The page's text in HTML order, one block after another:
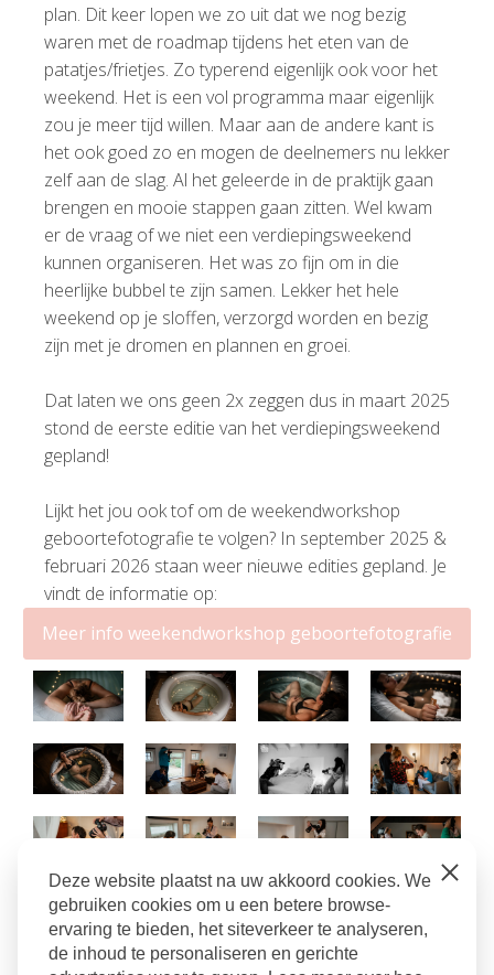
plan. Dit keer lopen we zo uit dat we nog bezig
waren met de roadmap tijdens het eten van de
patatjes/frietjes. Zo typerend eigenlijk ook voor het
weekend. Het is een vol programma maar eigenlijk
zou je meer tijd willen. Maar aan de andere kant is
het ook goed zo en mogen de deelnemers nu lekker
zelf aan de slag. Al het geleerde in de praktijk gaan
brengen en mooie stappen gaan zitten. Wel kwam
er de vraag of we niet een verdiepingsweekend
kunnen organiseren. Het was zo fijn om in die
heerlijke bubbel te zijn samen. Lekker het hele
weekend op je sloffen, verzorgd worden en bezig
zijn met je dromen en plannen en groei.
Dat laten we ons geen 2x zeggen dus in maart 2025
stond de eerste editie van het verdiepingsweekend
gepland!
Lijkt het jou ook tof om de weekendworkshop
geboortefotografie te volgen? In september 2025 &
februari 2026 staan weer nieuwe edities gepland. Je
vindt de informatie op:
Meer info weekendworkshop geboortefotografie
Workshop Geboortefotografie
bevallingsfotograaf, bevallingsfotografie,cursus
bevallingsfotograaf,geboortefotograaf,
Deze website plaatst na uw akkoord cookies. We
gebruiken cookies om u een betere browse-
ervaring te bieden, het siteverkeer te analyseren,
de inhoud te personaliseren en gerichte
Close